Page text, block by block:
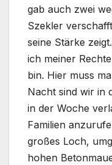
gab auch zwei
Szekler
seine Stärke
ich meiner
bin. Hier muss
Nacht sind wir in
in der Woche
Familien
großes Loch,
hohen